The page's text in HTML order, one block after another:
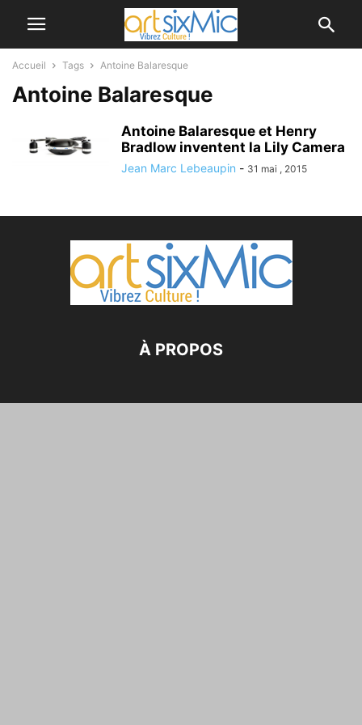
Accueil Tags Antoine Balaresque
Antoine Balaresque
Antoine Balaresque et Henry
Bradlow inventent la Lily Camera
Jean Marc Lebeaupin - 31 mai , 2015
À PROPOS